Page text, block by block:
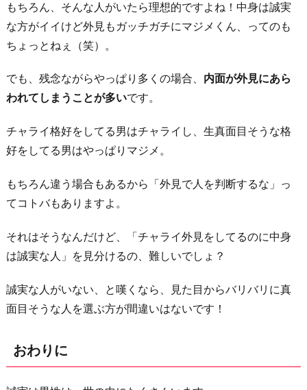
もちろん、そんな人がいたら理想的ですよね！中身は誠実
な方がイイけど外見もガッチガチにマジメくん、ってのも
ちょっとねぇ（笑）。
でも、残念ながらやっぱり多くの場合、 内面が外見にあら
われてしまうことが多いです。
チャライ格好をしてる男はチャライし、生真面目そうな格
好をしてる男はやっぱりマジメ。
もちろん違う場合もあるから「外見で人を判断するな」っ
てコトバもありますよ。
それはそうなんだけど、「チャライ外見をしてるのに中身
は誠実な人」を見分けるの、難しいでしょ？
誠実な人がいない、と嘆くなら、見た目からバリバリに真
面目そうな人を選ぶ方が間違いはないです！
おわりに